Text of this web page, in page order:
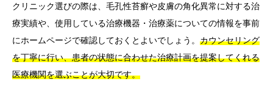
クリニック選びの際は、毛孔性苔癬や皮膚の角化異常に対する治
療実績や、使用している治療機器・治療薬についての情報を事前
にホームページで確認しておくとよいでしょう。 カウンセリング
を丁寧に行い、患者の状態に合わせた治療計画を提案してくれる
医療機関を選ぶことが大切です。